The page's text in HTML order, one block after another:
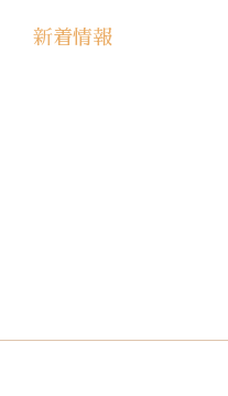
新着情報